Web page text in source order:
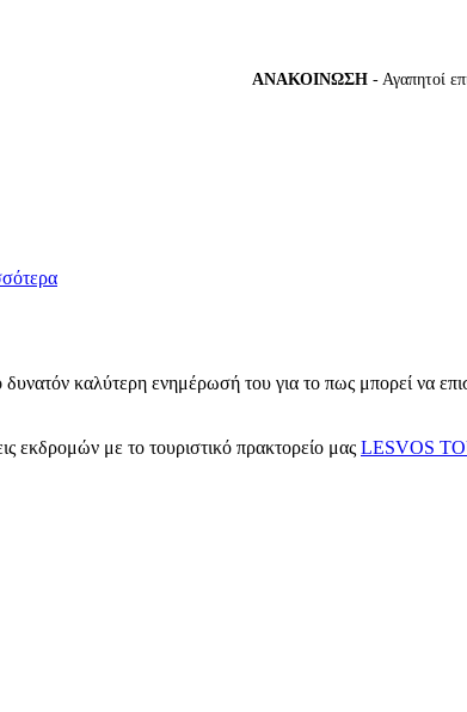
ΑΝΑΚΟΙΝΩΣΗ- Αγαπητοί
καλύτερη ενημέρωσή του για το πως μπορεί να
εκδρομών με το τουριστικό πρακτορείο μας LESVOS